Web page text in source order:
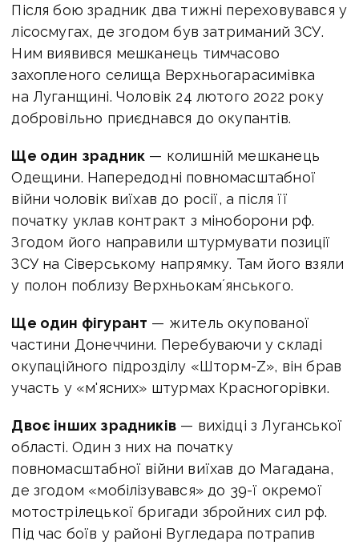
Після бою зрадник два тижні переховувався у
лісосмугах, де згодом був затриманий ЗСУ.
Ним виявився мешканець тимчасово
захопленого селища Верхньогарасимівка
на Луганщині. Чоловік 24 лютого 2022 року
добровільно приєднався до окупантів.
Ще один зрадник — колишній мешканець
Одещини. Напередодні повномасштабної
війни чоловік виїхав до росії, а після її
початку уклав контракт з міноборони рф.
Згодом його направили штурмувати позиції
ЗСУ на Сіверському напрямку. Там його взяли
у полон поблизу Верхньокамʼянського.
Ще один фігурант — житель окупованої
частини Донеччини. Перебуваючи у складі
окупаційного підрозділу «Шторм-Z», він брав
участь у «м'ясних» штурмах Красногорівки.
Двоє інших зрадників — вихідці з Луганської
області. Один з них на початку
повномасштабної війни виїхав до Магадана,
де згодом «мобілізувався» до 39-ї окремої
мотострілецької бригади збройних сил рф.
Під час боїв у районі Вугледара потрапив